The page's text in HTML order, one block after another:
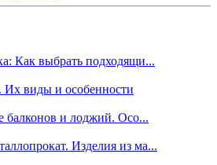
Как выбрать подходящи...
Их виды и особенности
балконов и лоджий. Осо...
Изделия из ма...